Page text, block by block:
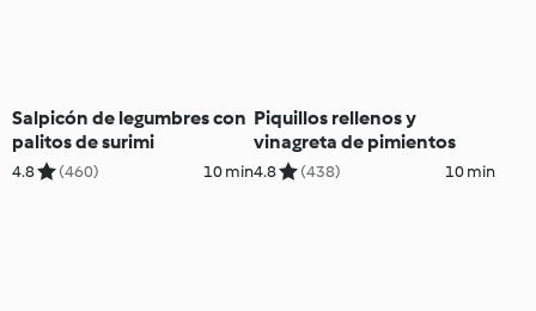
Salpicón de legumbres con
palitos de surimi
4.8 (460) 10 min
Piquillos rellenos y
vinagreta de pimientos
4.8 (438) 10 min